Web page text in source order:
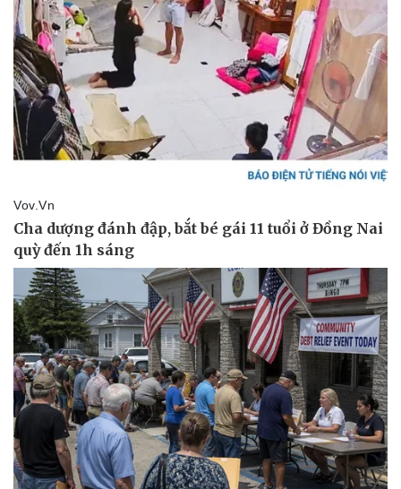
Sức khỏe
Dinh dưỡng - món ngon
Cây thuốc
Sản phụ khoa
Nhi khoa
Nam khoa
Làm đẹp - giảm cân
Đời sống
Nhà đẹp
Blog
Tình yêu - Gia đình